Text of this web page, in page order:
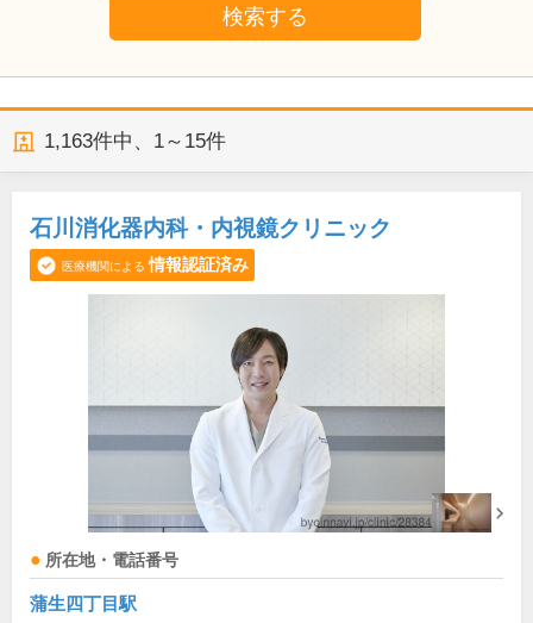
検索する
1,163件中、 1～15件
石川消化器内科・内視鏡クリニック
医療機関による 情報認証済み
所在地・電話番号
蒲生四丁目駅